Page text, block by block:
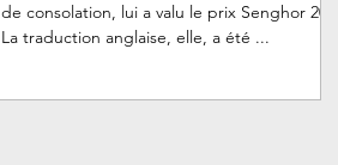
de consolation, lui a valu le prix Senghor 2015.
La traduction anglaise, elle, a été ...